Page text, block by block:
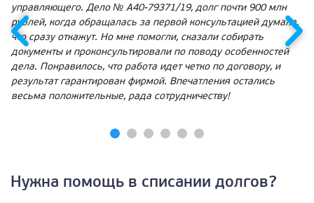
управляющего. Дело № А40-79371/19, долг почти 900 млн
рублей, когда обращалась за первой консультацией думала,
что сразу откажут. Но мне помогли, сказали собирать
документы и проконсультировали по поводу особенностей
дела. Понравилось, что работа идет четко по договору, и
результат гарантирован фирмой. Впечатления остались
весьма положительные, рада сотрудничеству!
Нужна помощь в списании долгов?